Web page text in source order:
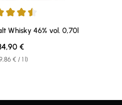
5 stars
Whisky 46% vol. 0,70l
€ / 1 l)
price:
€